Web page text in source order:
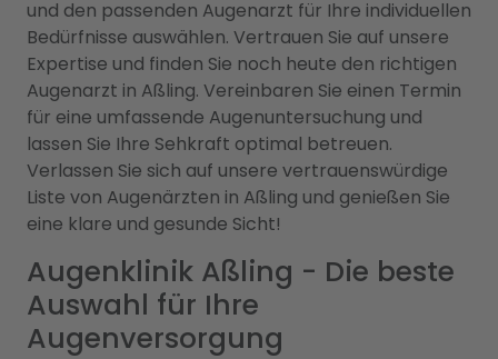
und den passenden Augenarzt für Ihre individuellen
Bedürfnisse auswählen. Vertrauen Sie auf unsere
Expertise und finden Sie noch heute den richtigen
Augenarzt in Aßling. Vereinbaren Sie einen Termin
für eine umfassende Augenuntersuchung und
lassen Sie Ihre Sehkraft optimal betreuen.
Verlassen Sie sich auf unsere vertrauenswürdige
Liste von Augenärzten in Aßling und genießen Sie
eine klare und gesunde Sicht!
Augenklinik Aßling - Die beste
Auswahl für Ihre
Augenversorgung